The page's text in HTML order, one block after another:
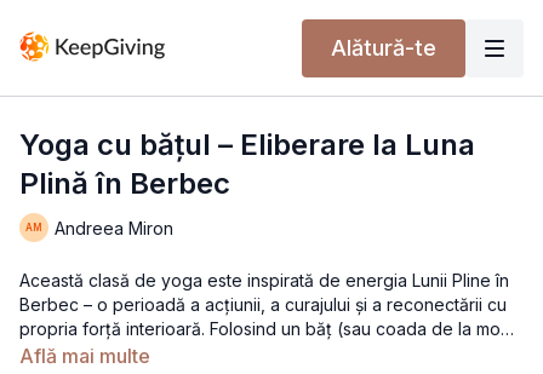
Alătură-te
Yoga cu bățul – Eliberare la Luna
Plină în Berbec
Andreea Miron
Această clasă de yoga este inspirată de energia Lunii Pline în
Berbec – o perioadă a acțiunii, a curajului și a reconectării cu
propria forță interioară. Folosind un băț (sau coada de la mop),
explorăm mișcări fluide și exerciții de deschidere a umerilor,
Află mai multe